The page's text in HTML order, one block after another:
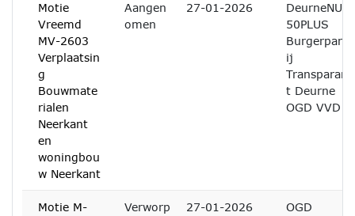
Motie
Vreemd
MV-2603
Verplaatsin
g
Bouwmate
rialen
Neerkant
en
woningbou
w Neerkant
Aangen
omen
27-01-2026
DeurneNU
50PLUS
Burgerpart
ij
Transparan
t Deurne
OGD VVD
Motie M-
Verworp
27-01-2026 OGD